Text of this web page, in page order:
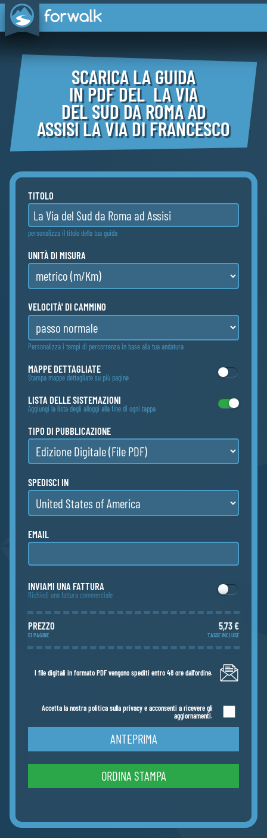
SCARICA LA GUIDA
IN PDF DEL LA VIA
DEL SUD DA ROMA AD
ASSISI LA VIA DI FRANCESCO
TITOLO
personalizza il titolo della tua guida
UNITÀ DI MISURA
VELOCITÀ' DI CAMMINO
Personalizza i tempi di percorrenza in base alla tua andatura
MAPPE DETTAGLIATE
Stampa mappe dettagliate su più pagine
LISTA DELLE SISTEMAZIONI
Aggiungi la lista degli alloggi alla fine di ogni tappa
TIPO DI PUBBLICAZIONE
SPEDISCI IN
EMAIL
INVIAMI UNA FATTURA
Richiedi una fattura commerciale
PREZZO
51 PAGINE
5,73 €
TASSE INCLUSE
I file digitali in formato PDF vengono spediti entro 48 ore dall'ordine.
Accetta la nostra politica sulla privacy e acconsenti a ricevere gli
aggiornamenti.
ANTEPRIMA
ORDINA STAMPA